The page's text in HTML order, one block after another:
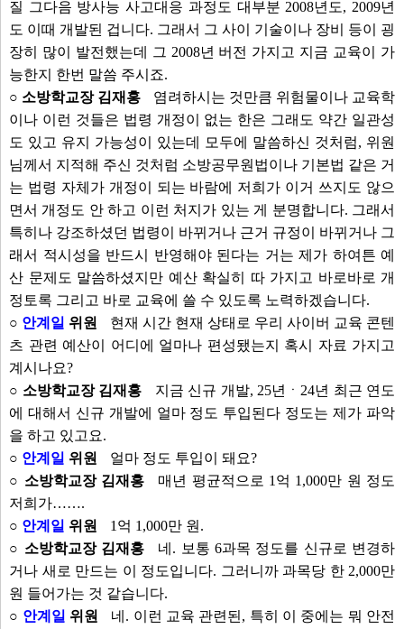
질 그다음 방사능 사고대응 과정도 대부분 2008년도, 2009년
도 이때 개발된 겁니다. 그래서 그 사이 기술이나 장비 등이 굉
장히 많이 발전했는데 그 2008년 버전 가지고 지금 교육이 가
능한지 한번 말씀 주시죠.
○ 소방학교장 김재홍
염려하시는 것만큼 위험물이나 교육학
이나 이런 것들은 법령 개정이 없는 한은 그래도 약간 일관성
도 있고 유지 가능성이 있는데 모두에 말씀하신 것처럼, 위원
님께서 지적해 주신 것처럼 소방공무원법이나 기본법 같은 거
는 법령 자체가 개정이 되는 바람에 저희가 이거 쓰지도 않으
면서 개정도 안 하고 이런 처지가 있는 게 분명합니다. 그래서
특히나 강조하셨던 법령이 바뀌거나 근거 규정이 바뀌거나 그
래서 적시성을 반드시 반영해야 된다는 거는 제가 하여튼 예
산 문제도 말씀하셨지만 예산 확실히 따 가지고 바로바로 개
정토록 그리고 바로 교육에 쓸 수 있도록 노력하겠습니다.
○ 안계일 위원
현재 시간 현재 상태로 우리 사이버 교육 콘텐
츠 관련 예산이 어디에 얼마나 편성됐는지 혹시 자료 가지고
계시나요?
○ 소방학교장 김재홍
지금 신규 개발, 25년ㆍ24년 최근 연도
에 대해서 신규 개발에 얼마 정도 투입된다 정도는 제가 파악
을 하고 있고요.
○ 안계일 위원
얼마 정도 투입이 돼요?
○ 소방학교장 김재홍
매년 평균적으로 1억 1,000만 원 정도
저희가…….
○ 안계일 위원
1억 1,000만 원.
○ 소방학교장 김재홍
네. 보통 6과목 정도를 신규로 변경하
거나 새로 만드는 이 정도입니다. 그러니까 과목당 한 2,000만
원 들어가는 것 같습니다.
○ 안계일 위원
네. 이런 교육 관련된, 특히 이 중에는 뭐 안전